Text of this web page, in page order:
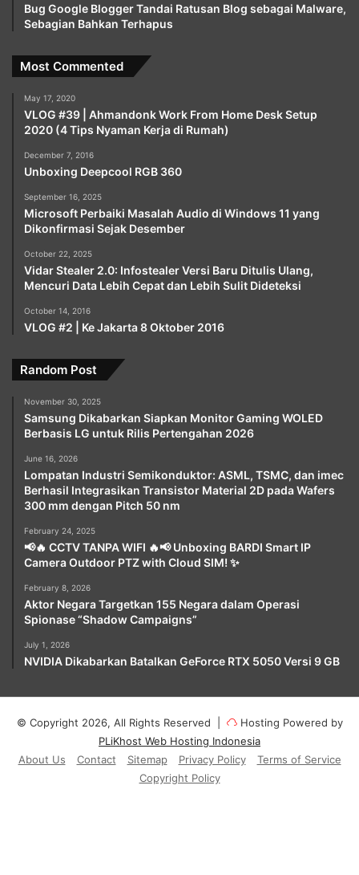
Bug Google Blogger Tandai Ratusan Blog sebagai Malware,
Sebagian Bahkan Terhapus
Most Commented
May 17, 2020
VLOG #39 | Ahmandonk Work From Home Desk Setup
2020 (4 Tips Nyaman Kerja di Rumah)
December 7, 2016
Unboxing Deepcool RGB 360
September 16, 2025
Microsoft Perbaiki Masalah Audio di Windows 11 yang
Dikonfirmasi Sejak Desember
October 22, 2025
Vidar Stealer 2.0: Infostealer Versi Baru Ditulis Ulang,
Mencuri Data Lebih Cepat dan Lebih Sulit Dideteksi
October 14, 2016
VLOG #2 | Ke Jakarta 8 Oktober 2016
Random Post
November 30, 2025
Samsung Dikabarkan Siapkan Monitor Gaming WOLED
Berbasis LG untuk Rilis Pertengahan 2026
June 16, 2026
Lompatan Industri Semikonduktor: ASML, TSMC, dan imec
Berhasil Integrasikan Transistor Material 2D pada Wafers
300 mm dengan Pitch 50 nm
February 24, 2025
📢🔥 CCTV TANPA WIFI 🔥📢 Unboxing BARDI Smart IP
Camera Outdoor PTZ with Cloud SIM! ✨
February 8, 2026
Aktor Negara Targetkan 155 Negara dalam Operasi
Spionase “Shadow Campaigns”
July 1, 2026
NVIDIA Dikabarkan Batalkan GeForce RTX 5050 Versi 9 GB
© Copyright 2026, All Rights Reserved |
Hosting Powered by
PLiKhost Web Hosting Indonesia
About Us
Contact Sitemap Privacy Policy
Terms of Service
Copyright Policy